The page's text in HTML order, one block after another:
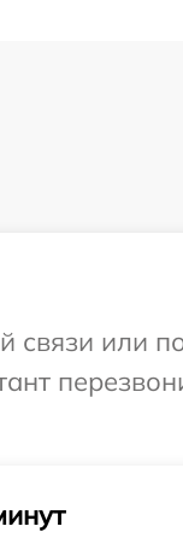
или